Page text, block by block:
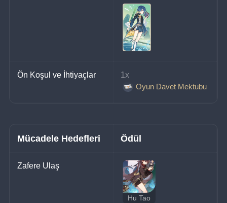
Ön Koşul ve İhtiyaçlar
1x
Oyun Davet Mektubu
Mücadele Hedefleri Ödül
Zafere Ulaş
Hu Tao